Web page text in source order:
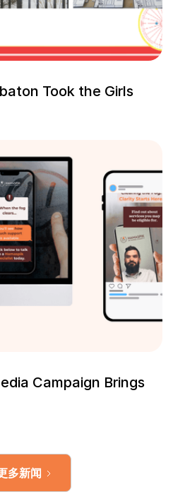
Took the Girls
Campaign Brings
多新闻